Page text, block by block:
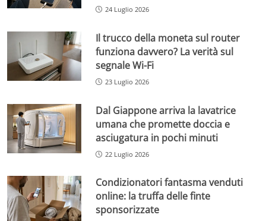
24 Luglio 2026
Il trucco della moneta sul router
funziona davvero? La verità sul
segnale Wi-Fi
23 Luglio 2026
Dal Giappone arriva la lavatrice
umana che promette doccia e
asciugatura in pochi minuti
22 Luglio 2026
Condizionatori fantasma venduti
online: la truffa delle finte
sponsorizzate